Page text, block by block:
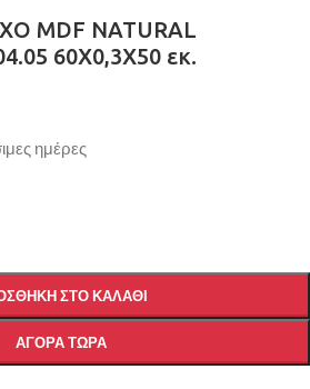
MDF NATURAL
60X0,3X50 εκ.
ημέρες
ΣΤΟ ΚΑΛΆΘΙ
ΑΓΟΡΆ ΤΏΡΑ